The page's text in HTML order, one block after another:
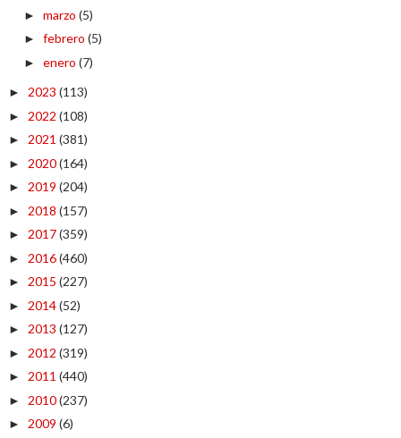
► marzo (5)
► febrero (5)
► enero (7)
► 2023 (113)
► 2022 (108)
► 2021 (381)
► 2020(164)
► 2019 (204)
► 2018 (157)
► 2017(359)
► 2016(460)
► 2015 (227)
► 2014(52)
► 2013 (127)
► 2012 (319)
► 2011 (440)
► 2010(237)
► 2009 (6)